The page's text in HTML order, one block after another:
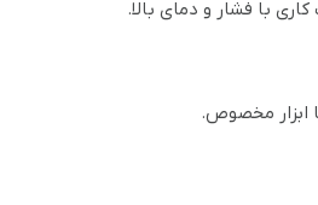
با فشار و دمای بالا.
ابزار مخصوص.